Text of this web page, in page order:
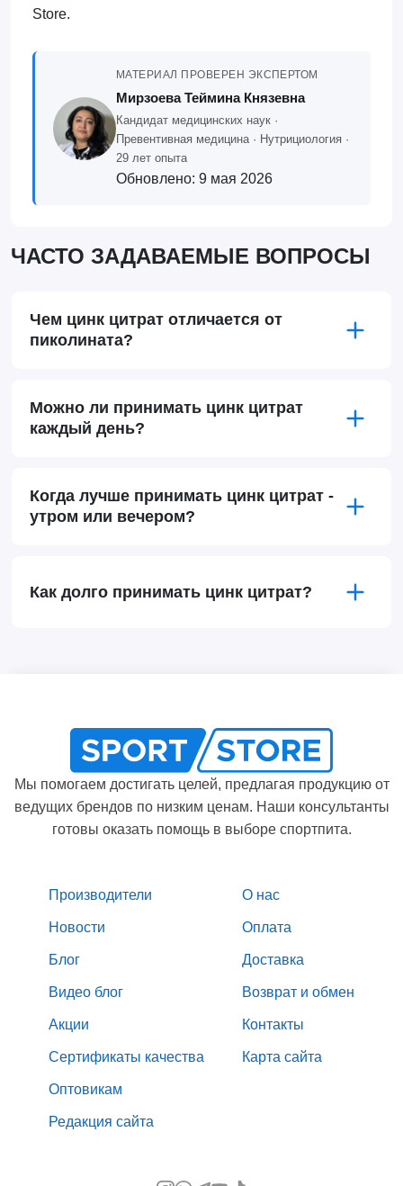
Store.
МАТЕРИАЛ ПРОВЕРЕН ЭКСПЕРТОМ
Мирзоева Теймина Князевна
Кандидат медицинских наук ·
Превентивная медицина · Нутрициология ·
29 лет опыта
Обновлено: 9 мая 2026
ЧАСТО ЗАДАВАЕМЫЕ ВОПРОСЫ
Чем цинк цитрат отличается от
пиколината?
Можно ли принимать цинк цитрат
каждый день?
Когда лучше принимать цинк цитрат -
утром или вечером?
Как долго принимать цинк цитрат?
Мы помогаем достигать целей, предлагая продукцию от
ведущих брендов по низким ценам. Наши консультанты
готовы оказать помощь в выборе спортпита.
Производители
Новости
Блог
Видео блог
Акции
Сертификаты качества
Оптовикам
Редакция сайта
О нас
Оплата
Доставка
Возврат и обмен
Контакты
Карта сайта